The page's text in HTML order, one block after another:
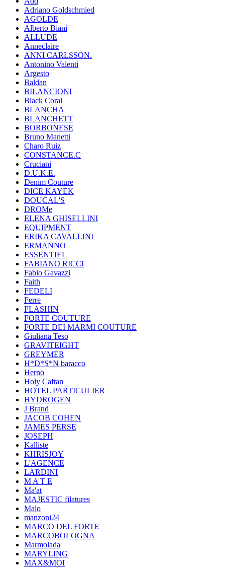
Adriano Goldschmied
AGOLDE
Alberto Biani
ALLUDE
Anneclaire
ANNI CARLSSON.
Antonino Valenti
Argesto
Baldan
BILANCIONI
Black Coral
BLANCHA
BLANCHETT
BORBONESE
Bruno Manetti
Charo Ruiz
CONSTANCE.C
Cruciani
D.U.K.E.
Denim Couture
DICE KAYEK
DOUCAL'S
DROMe
ELENA GHISELLINI
EQUIPMENT
ERIKA CAVALLINI
ERMANNO
ESSENTIEL
FABIANO RICCI
Fabio Gavazzi
Faith
FEDELI
Ferre
FLASHIN
FORTE COUTURE
FORTE DEI MARMI COUTURE
Giuliana Teso
GRAVITEIGHT
GREYMER
H*D*S*N baracco
Herno
Holy Caftan
HOTEL PARTICULIER
HYDROGEN
J Brand
JACOB COHEN
JAMES PERSE
JOSEPH
Kalliste
KHRISJOY
L'AGENCE
LARDINI
M A T E
Ma'at
MAJESTIC filatures
Malo
manzoni24
MARCO DEL FORTE
MARCOBOLOGNA
Marmolada
MARYLING
MAX&MOI